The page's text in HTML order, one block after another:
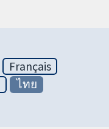
Français
ไทย